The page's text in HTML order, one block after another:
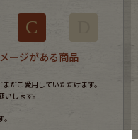
C
ージがある商品
だご愛用していただけます。
します。